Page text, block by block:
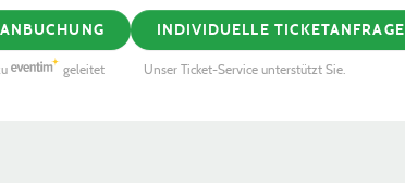
geleitet
INDIVIDUELLE TICKETANFRAGE
Unser Ticket-Service unterstützt Sie.